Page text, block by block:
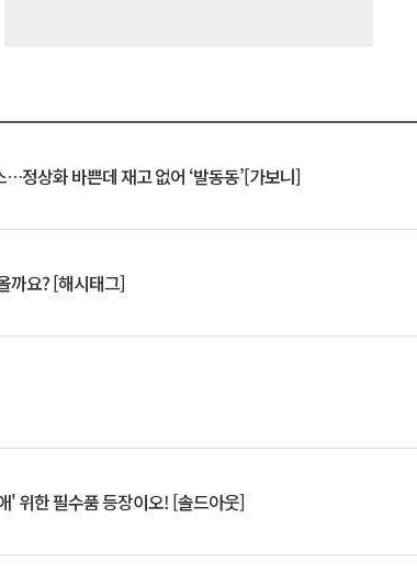
정상화 바쁜데 재고 없어 ‘발동동’[가보니]
까요? [해시태그]
위한 필수품 등장이오! [솔드아웃]